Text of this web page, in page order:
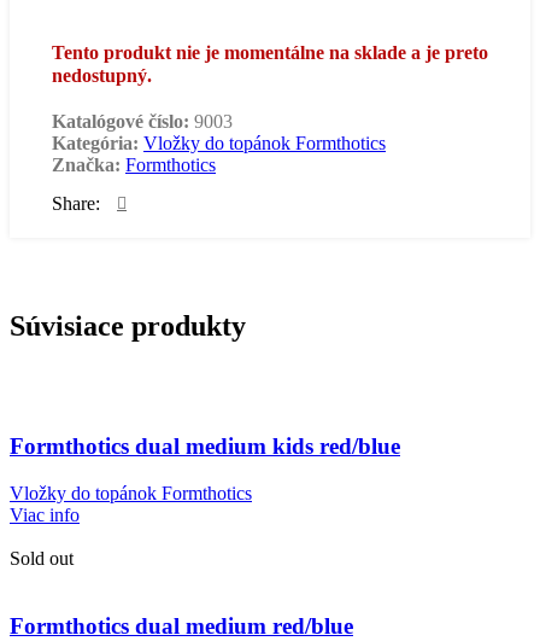
Tento produkt nie je momentálne na sklade a je preto
nedostupný.
Katalógové číslo: 9003
Kategória: Vložky do topánok Formthotics
Značka: Formthotics
Share:
Súvisiace produkty
Formthotics dual medium kids red/blue
Vložky do topánok Formthotics
Viac info
Sold out
Formthotics dual medium red/blue